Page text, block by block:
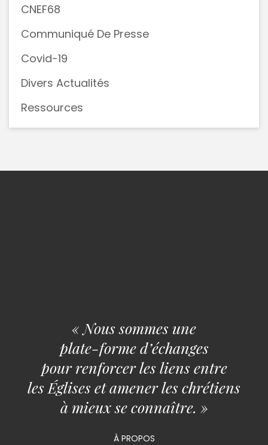
CNEF68
Communiqué De Presse
Covid-19
Divers Actualités
Ressources
« Nous sommes une
plate-forme d’échanges
pour renforcer les liens entre
les Églises et amener les chrétiens
à mieux se connaître. »
À PROPOS